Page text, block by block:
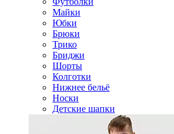
Майки
Юбки
Брюки
Трико
Бриджи
Шорты
Колготки
Нижнее бельё
Носки
Детские шапки